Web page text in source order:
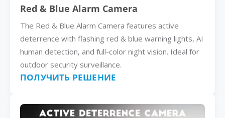
Red & Blue Alarm Camera
The Red & Blue Alarm Camera features active
deterrence with flashing red & blue warning lights, AI
human detection, and full-color night vision. Ideal for
outdoor security surveillance.
ПОЛУЧИТЬ РЕШЕНИЕ